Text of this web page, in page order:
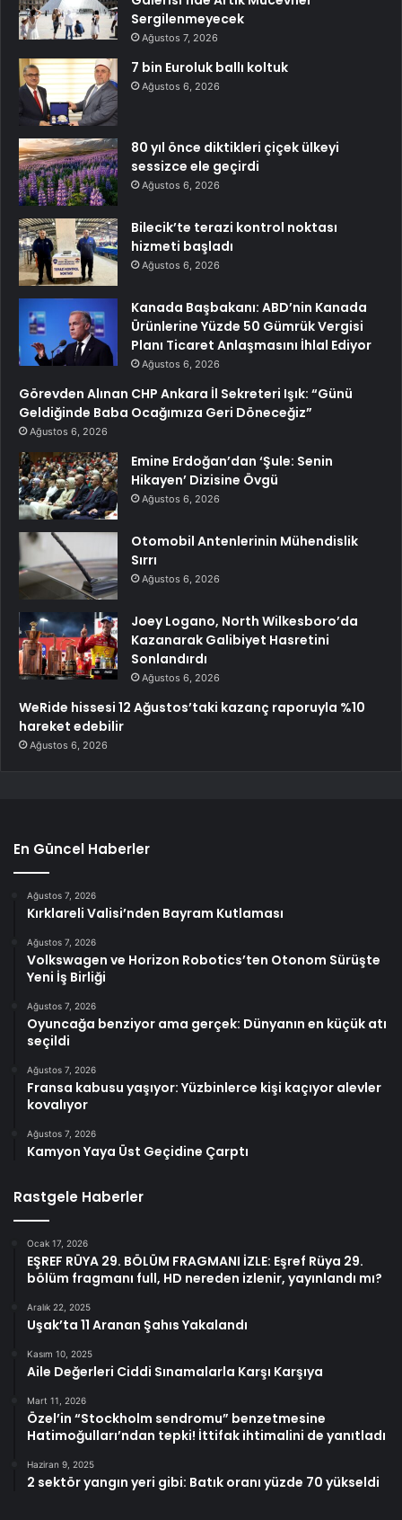
Sergilenmeyecek
Ağustos 7, 2026
7 bin Euroluk ballı koltuk
Ağustos 6, 2026
80 yıl önce diktikleri çiçek ülkeyi
sessizce ele geçirdi
Ağustos 6, 2026
Bilecik’te terazi kontrol noktası
hizmeti başladı
Ağustos 6, 2026
Kanada Başbakanı: ABD’nin Kanada
Ürünlerine Yüzde 50 Gümrük Vergisi
Planı Ticaret Anlaşmasını İhlal Ediyor
Ağustos 6, 2026
Görevden Alınan CHP Ankara İl Sekreteri Işık: “Günü
Geldiğinde Baba Ocağımıza Geri Döneceğiz”
Ağustos 6, 2026
Emine Erdoğan’dan ‘Şule: Senin
Hikayen’ Dizisine Övgü
Ağustos 6, 2026
Otomobil Antenlerinin Mühendislik
Sırrı
Ağustos 6, 2026
Joey Logano, North Wilkesboro’da
Kazanarak Galibiyet Hasretini
Sonlandırdı
Ağustos 6, 2026
WeRide hissesi 12 Ağustos’taki kazanç raporuyla %10
hareket edebilir
Ağustos 6, 2026
En Güncel Haberler
Ağustos 7, 2026
Kırklareli Valisi’nden Bayram Kutlaması
Ağustos 7, 2026
Volkswagen ve Horizon Robotics’ten Otonom Sürüşte
Yeni İş Birliği
Ağustos 7, 2026
Oyuncağa benziyor ama gerçek: Dünyanın en küçük atı
seçildi
Ağustos 7, 2026
Fransa kabusu yaşıyor: Yüzbinlerce kişi kaçıyor alevler
kovalıyor
Ağustos 7, 2026
Kamyon Yaya Üst Geçidine Çarptı
Rastgele Haberler
Ocak 17, 2026
EŞREF RÜYA 29. BÖLÜM FRAGMANI İZLE: Eşref Rüya 29.
bölüm fragmanı full, HD nereden izlenir, yayınlandı mı?
Aralık 22, 2025
Uşak’ta 11 Aranan Şahıs Yakalandı
Kasım 10, 2025
Aile Değerleri Ciddi Sınamalarla Karşı Karşıya
Mart 11, 2026
Özel’in “Stockholm sendromu” benzetmesine
Hatimoğulları’ndan tepki! İttifak ihtimalini de yanıtladı
Haziran 9, 2025
2 sektör yangın yeri gibi: Batık oranı yüzde 70 yükseldi